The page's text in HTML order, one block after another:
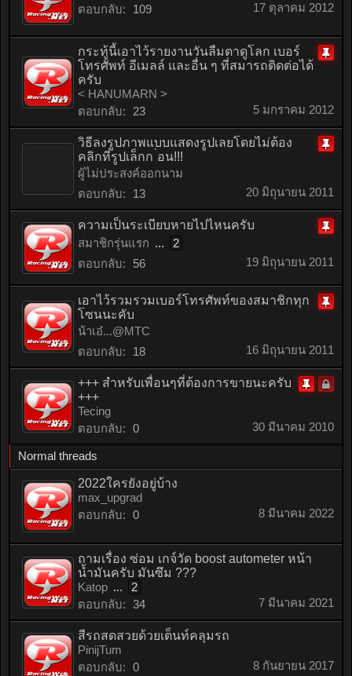
หมุด
ตอบกลับ:
109 17 ตุลาคม 2012
กระทู้นี้เอาไว้รายงานวันลืมตาดูโลก เบอร์
โทรศัพท์ อีเมลล์ และอื่น ๆ ที่สมารถติดต่อได้
ครับ
< HANUMARN >
ตอบกลับ:
23 5 มกราคม 2012
วิธีลงรูปภาพแบบแสดงรูปเลยโดยไม่ต้อง
คลิกที่รูปเล็กก ่อน!!!
ผู้ไม่ประสงค์ออกนาม
ตอบกลับ:
13 20 มิถุนายน 2011
หมุด
ความเป็นระเบียบหายไปไหนครับ
สมาชิกรุ่นแรก ...
2
ตอบกลับ:
56 19 มิถุนายน 2011
เอาไว้รวมรวมเบอร์โทรศัพท์ของสมาชิกทุก
โซนนะคับ
น้าเอ๋...@MTC
ตอบกลับ:
18 16 มิถุนายน 2011
+++ สำหรับเพื่อนๆที่ต้องการขายนะครับ
+++
Tecing
ตอบกลับ: 0 30 มีนาคม 2010
Normal threads
2022ใครยังอยู่บ้าง
max_upgrad
ตอบกลับ: 0 8 มีนาคม 2022
ถามเรื่อง ซ่อม เกจ์วัด boost autometer หน้า
น้ำมันครับ มันซึม ???
Katop ...
2
ตอบกลับ: 34 7 มีนาคม 2021
สีรถสดสวยด้วยเต็นท์คลุมรถ
PinijTum
ตอบกลับ: 0 8 กันยายน 2017